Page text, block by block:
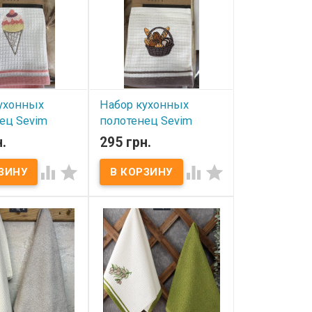
мягкое,
ощупь
из муслина
вариант
летом
а также как
на кровать.
Упаковка: ПВХ
Производитель: Sevim​
(Турция). Нежное, мягкое,
приятное на ощупь
покрывало из муслина
идеальный вариант
использования летом
вместо одеяла, а также как
покрывало на кровать.
Sevim
2-х штук
махровое,
полотенец
см из 2-х штук
махровое
см - 2 шт.
- махра, 100%
шт вафля, 100%
420 г/м2
ПВХ
Sevim
декорировано
 
Набор кухонных
полотенец Sevim
40х60 см из 2-х штук
вафельное+ махровое,
модель 12
Набор кухонных полотенец
Sevim 40х60 см из 2-х штук
вафельное+ махровое
Размер: 40x60 см - 2 шт.
Состав: 1 шт - махра, 100%
хлопок + 1 шт вафля, 100%
хлопок. Плотность: 420 г/м2
Упаковка: ПВХ
Производитель: Sevim
(Турция) Вафельное
полотенце декорировано
295 грн.
 